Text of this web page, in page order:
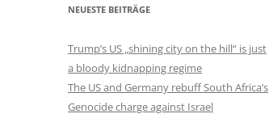
NEUESTE BEITRÄGE
Trump’s US „shining city on the hill“ is just
a bloody kidnapping regime
The US and Germany rebuff South Africa’s
Genocide charge against Israel